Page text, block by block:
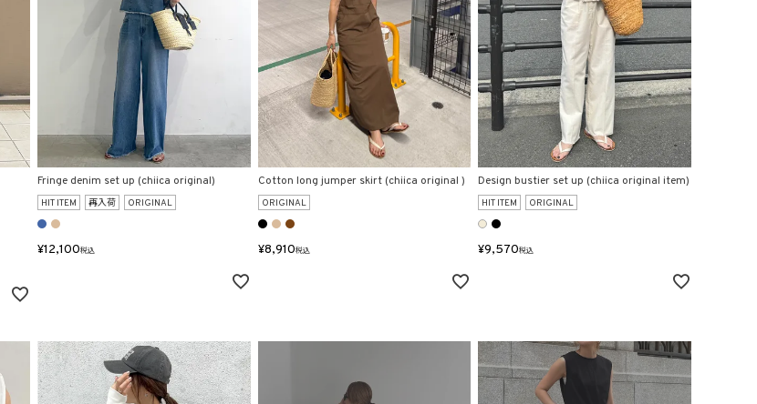
Fringe denim set up (chiica original)
HIT ITEM 再入荷 ORIGINAL
¥12,100税込
Cotton long jumper skirt (chiica original )
ORIGINAL
¥8,910税込
Design bustier set up (chiica original item)
HIT ITEM ORIGINAL
¥9,570税込